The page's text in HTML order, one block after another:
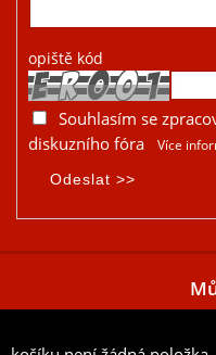
opiště kód
Souhlasím se
diskuzního fóra
Více